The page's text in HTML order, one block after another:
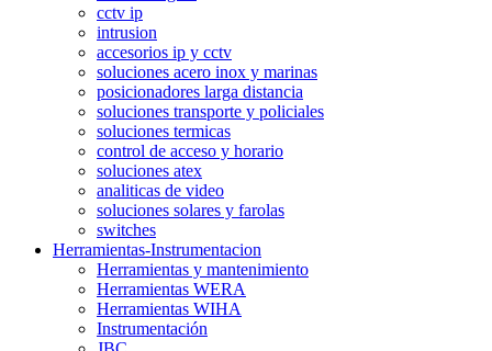
cctv ip
intrusion
accesorios ip y cctv
soluciones acero inox y marinas
posicionadores larga distancia
soluciones transporte y policiales
soluciones termicas
control de acceso y horario
soluciones atex
analiticas de video
soluciones solares y farolas
switches
Herramientas-Instrumentacion
Herramientas y mantenimiento
Herramientas WERA
Herramientas WIHA
Instrumentación